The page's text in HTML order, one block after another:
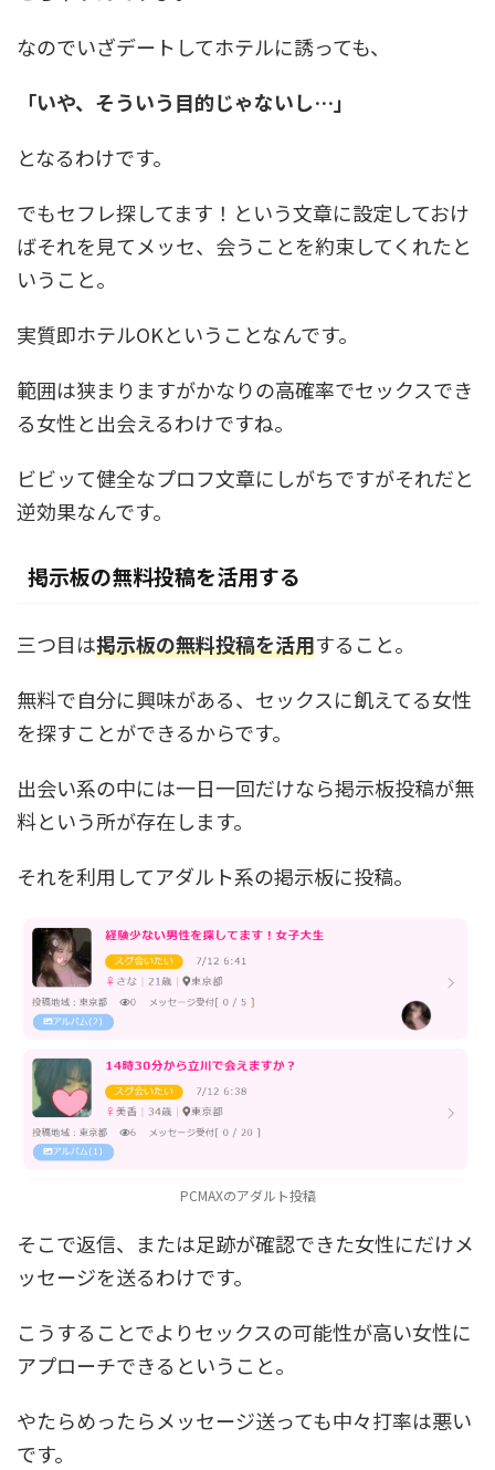
なのでいざデートしてホテルに誘っても、
「いや、そういう目的じゃないし…」
となるわけです。
でもセフレ探してます！という文章に設定しておけ
ばそれを見てメッセ、会うことを約束してくれたと
いうこと。
実質即ホテルOKということなんです。
範囲は狭まりますがかなりの高確率でセックスでき
る女性と出会えるわけですね。
ビビッて健全なプロフ文章にしがちですがそれだと
逆効果なんです。
掲示板の無料投稿を活用する
三つ目は掲示板の無料投稿を活用すること。
無料で自分に興味がある、セックスに飢えてる女性
を探すことができるからです。
出会い系の中には一日一回だけなら掲示板投稿が無
料という所が存在します。
それを利用してアダルト系の掲示板に投稿。
PCMAXのアダルト投稿
そこで返信、または足跡が確認できた女性にだけメ
ッセージを送るわけです。
こうすることでよりセックスの可能性が高い女性に
アプローチできるということ。
やたらめったらメッセージ送っても中々打率は悪い
です。